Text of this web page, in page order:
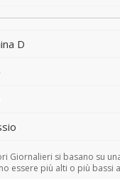
D
Giornalieri si basano su
essere più alti o più bassi